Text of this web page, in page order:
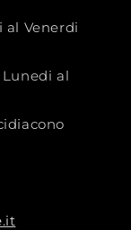
al Venerdi
Lunedi al